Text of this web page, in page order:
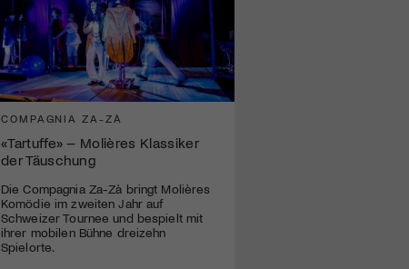
COMPAGNIA ZA-ZÀ
«Tartuffe» – Molières Klassiker
der Täuschung
Die Compagnia Za-Zà bringt Molières
Komödie im zweiten Jahr auf
Schweizer Tournee und bespielt mit
ihrer mobilen Bühne dreizehn
Spielorte.